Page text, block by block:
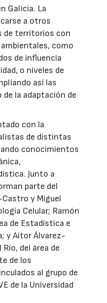
Galicia. La
a otros
de territorios con
como
de influencia
o niveles de
así las
la adaptación de
con la
de distintas
conocimientos
Junto a
parte del
Castro y Miguel
Celular; Ramón
de Estadística e
y Aitor Álvarez-
del área de
de los
al grupo de
de la Universidad